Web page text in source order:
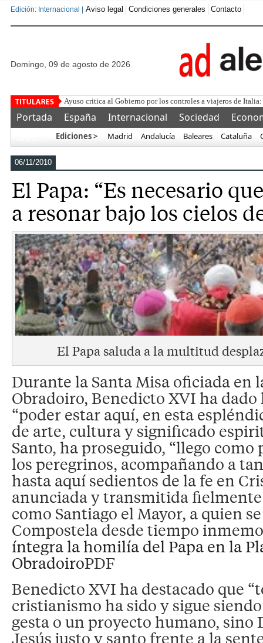
Edición: Internacional | Aviso legal Condiciones generales Contacto
domingo, 09 de agosto de 2026
¿Se puede c
Portada España Internacional Sociedad
Ediciones > Madrid Andalucía Baleares Cataluña
06/11/2010
El Papa: “Es necesario
a resonar bajo los cielos
El Papa saluda a la multitud
Durante la Santa Misa oficiada en
Obradoiro, Benedicto XVI ha dado
“poder estar aquí, en esta
de arte, cultura y significado
Santo, ha proseguido, “llego
los peregrinos, acompañando a
hasta aquí sedientos de la fe en
anunciada y transmitida
como Santiago el Mayor, a quien
Compostela desde tiempo
íntegra la homilía del Papa en la
ObradoiroPDF
Benedicto XVI ha destacado que
cristianismo ha sido y sigue
gesta o un proyecto humano, sino
Jesús justo y santo frente a la